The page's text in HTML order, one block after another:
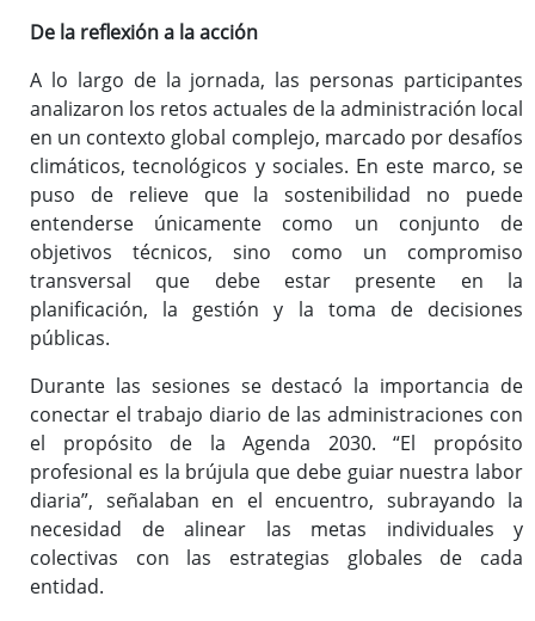
De la reflexión a la acción
A lo largo de la jornada, las personas participantes
analizaron los retos actuales de la administración local
en un contexto global complejo, marcado por desafíos
climáticos, tecnológicos y sociales. En este marco, se
puso de relieve que la sostenibilidad no puede
entenderse únicamente como un conjunto de
objetivos técnicos, sino como un compromiso
transversal que debe estar presente en la
planificación, la gestión y la toma de decisiones
públicas.
Durante las sesiones se destacó la importancia de
conectar el trabajo diario de las administraciones con
el propósito de la Agenda 2030. “El propósito
profesional es la brújula que debe guiar nuestra labor
diaria”, señalaban en el encuentro, subrayando la
necesidad de alinear las metas individuales y
colectivas con las estrategias globales de cada
entidad.